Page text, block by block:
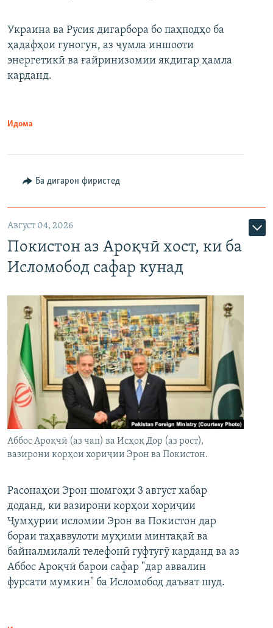
Украина ва Русия дигарбора бо паҳподҳо ба
ҳадафҳои гуногун, аз ҷумла иншооти
энергетикӣ ва ғайринизомии якдигар ҳамла
карданд.
Идома
Ба дигарон фиристед
Август 04, 2026
Покистон аз Ароқчӣ хост, ки ба
Исломобод сафар кунад
Аббос Ароқчӣ (аз чап) ва Исҳоқ Дор (аз рост),
вазирони корҳои хориҷии Эрон ва Покистон.
Расонаҳои Эрон шомгоҳи 3 август хабар
доданд, ки вазирони корҳои хориҷии
Ҷумҳурии исломии Эрон ва Покистон дар
бораи таҳаввулоти муҳими минтақаӣ ва
байналмилалӣ телефонӣ гуфтугӯ карданд ва аз
Аббос Ароқчӣ барои сафар "дар аввалин
фурсати мумкин" ба Исломобод даъват шуд.